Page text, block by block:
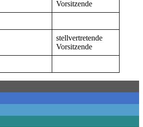
Vorsitzende
stellvertretende
Vorsitzende